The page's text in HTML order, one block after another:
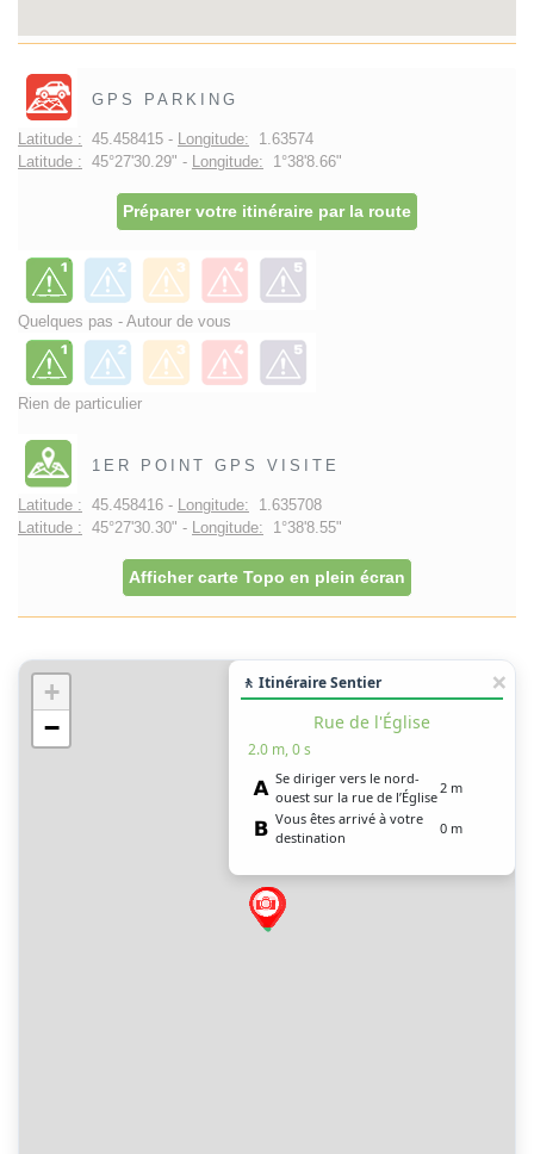
GPS PARKING
Latitude : 45.458415 - Longitude: 1.63574
Latitude : 45°27'30.29" - Longitude: 1°38'8.66"
Préparer votre itinéraire par la route
Quelques pas - Autour de vous
Rien de particulier
1ER POINT GPS VISITE
Latitude : 45.458416 - Longitude: 1.635708
Latitude : 45°27'30.30" - Longitude: 1°38'8.55"
Afficher carte Topo en plein écran
+
−
🚶 Itinéraire Sentier
Rue de l'Église
2.0 m, 0 s
Se diriger vers le nord-
ouest sur la rue de l’Église
2 m
Vous êtes arrivé à votre
destination
0 m